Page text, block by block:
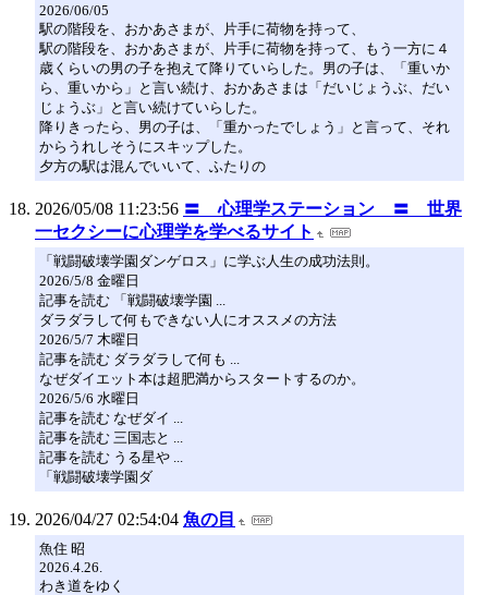
2026/06/05
駅の階段を、おかあさまが、片手に荷物を持って、
駅の階段を、おかあさまが、片手に荷物を持って、もう一方に４
歳くらいの男の子を抱えて降りていらした。男の子は、「重いか
ら、重いから」と言い続け、おかあさまは「だいじょうぶ、だい
じょうぶ」と言い続けていらした。
降りきったら、男の子は、「重かったでしょう」と言って、それ
からうれしそうにスキップした。
夕方の駅は混んでいいて、ふたりの
2026/05/08 11:23:56 〓 心理学ステーション 〓 世界
一セクシーに心理学を学べるサイト
「戦闘破壊学園ダンゲロス」に学ぶ人生の成功法則。
2026/5/8 金曜日
記事を読む 「戦闘破壊学園 ...
ダラダラして何もできない人にオススメの方法
2026/5/7 木曜日
記事を読む ダラダラして何も ...
なぜダイエット本は超肥満からスタートするのか。
2026/5/6 水曜日
記事を読む なぜダイ ...
記事を読む 三国志と ...
記事を読む うる星や ...
「戦闘破壊学園ダ
2026/04/27 02:54:04 魚の目
魚住 昭
2026.4.26.
わき道をゆく